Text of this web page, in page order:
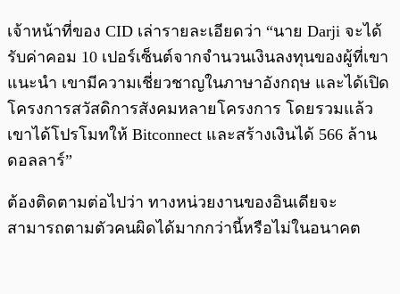
เจ้าหน้าที่ของ CID เล่ารายละเอียดว่า “นาย Darji จะได้
รับค่าคอม 10 เปอร์เซ็นต์จากจำนวนเงินลงทุนของผู้ที่เขา
แนะนำ เขามีความเชี่ยวชาญในภาษาอังกฤษ และได้เปิด
โครงการสวัสดิการสังคมหลายโครงการ โดยรวมแล้ว
เขาได้โปรโมทให้ Bitconnect และสร้างเงินได้ 566 ล้าน
ดอลลาร์”
ต้องติดตามต่อไปว่า ทางหน่วยงานของอินเดียจะ
สามารถตามตัวคนผิดได้มากกว่านี้หรือไม่ในอนาคต